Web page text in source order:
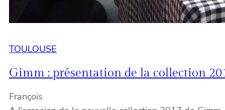
TOULOUSE
Gimm : présentation de la collection
François